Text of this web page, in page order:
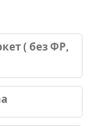
( без ФР,